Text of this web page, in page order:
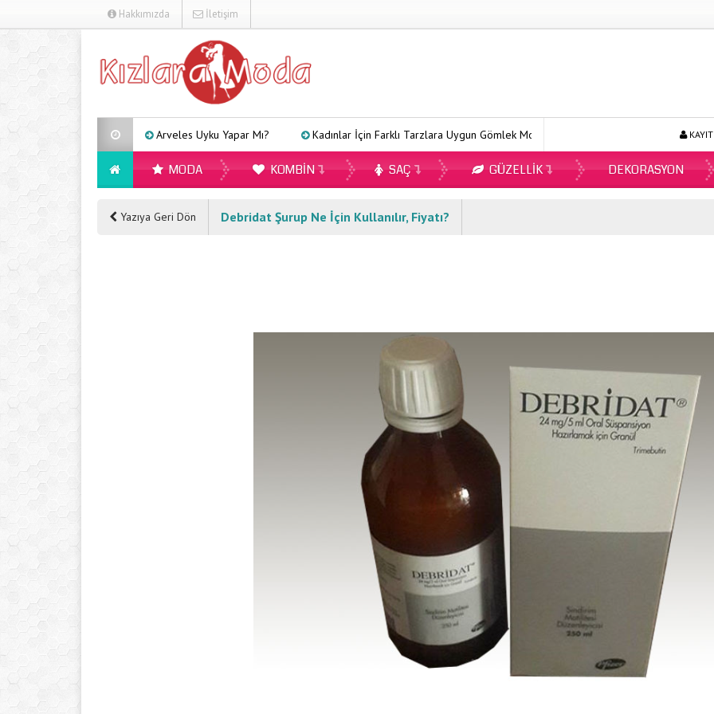
Hakkımızda İletişim
Arveles Uyku Yapar Mı? Kadınlar İçin Farklı Tarzlara Uygun Gömlek Modelleri Ecopirin Reçetesiz Alınır Mı
MODA KOMBIN SAÇ GÜZELLIK DEKORASYON
Yazıya Geri Dön Debridat Şurup Ne İçin Kullanılır, Fiyatı?